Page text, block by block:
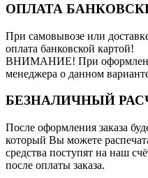
ОПЛАТА
При самовывозе или
оплата банковской картой!
ВНИМАНИЕ! При
менеджера о данном
БЕЗНАЛИЧНЫЙ
После оформления заказа
который Вы можете
средства поступят на наш
после оплаты заказа.